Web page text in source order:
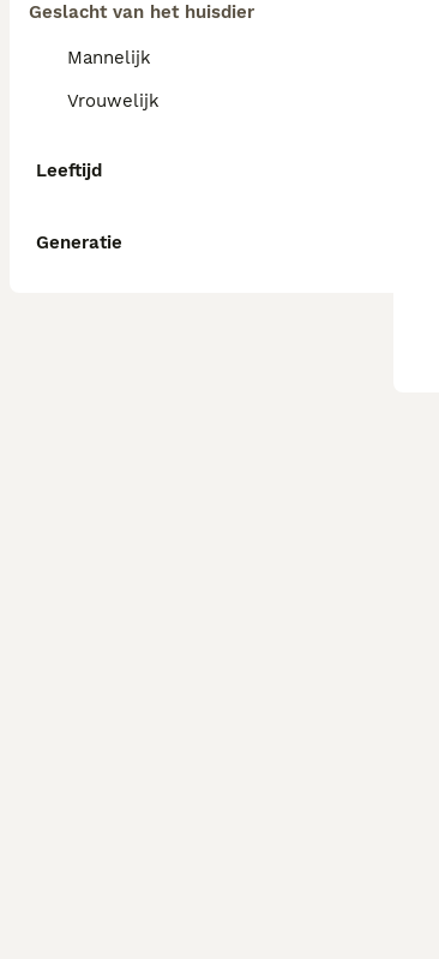
Geslacht van het huisdier
Mannelijk
Vrouwelijk
Leeftijd
Generatie